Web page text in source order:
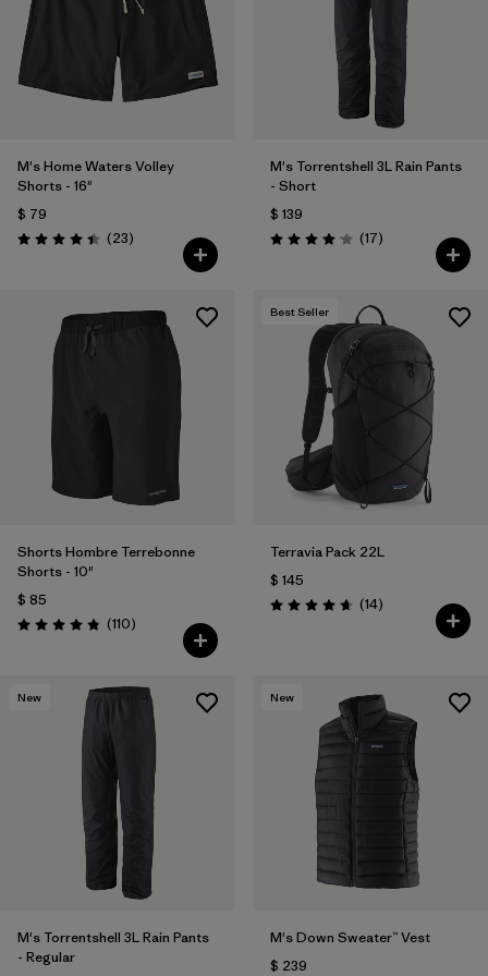
M's Home Waters Volley
Shorts - 16"
$ 79
Valoración: 4.4 / 5
(23Comentarios
)
M's Torrentshell 3L Rain Pants
- Short
$ 139
Valoración: 4.1 / 5
(17Comentarios
)
Shorts Hombre Terrebonne
Shorts - 10"
$ 85
Valoración: 4.8 / 5
(110Comentarios
)
Best Seller
Terravia Pack 22L
$ 145
Valoración: 4.6 / 5
(14Comentarios
)
New
M's Torrentshell 3L Rain Pants
- Regular
New
M's Down Sweater™ Vest
$ 239